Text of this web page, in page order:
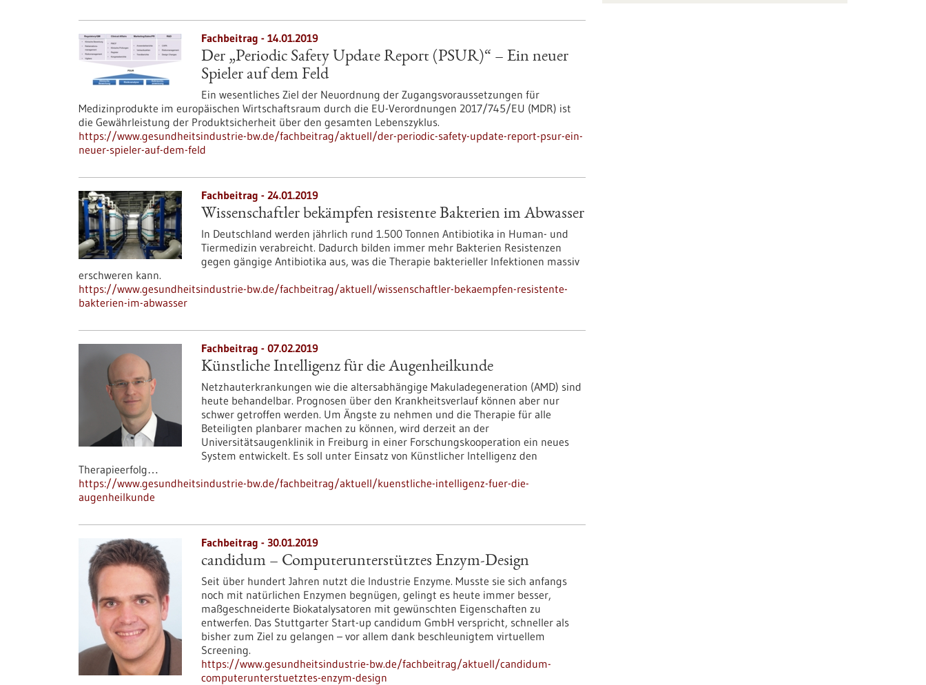
Fachbeitrag - 14.01.2019
Der „Periodic Safety Update Report (PSUR)“ – Ein neuer
Spieler auf dem Feld
Ein wesentliches Ziel der Neuordnung der Zugangsvoraussetzungen für
Medizinprodukte im europäischen Wirtschaftsraum durch die EU-Verordnungen 2017/745/EU (MDR) ist
die Gewährleistung der Produktsicherheit über den gesamten Lebenszyklus.
https://www.gesundheitsindustrie-bw.de/fachbeitrag/aktuell/der-periodic-safety-update-report-psur-ein-
neuer-spieler-auf-dem-feld
Fachbeitrag - 24.01.2019
Wissenschaftler bekämpfen resistente Bakterien im Abwasser
In Deutschland werden jährlich rund 1.500 Tonnen Antibiotika in Human- und
Tiermedizin verabreicht. Dadurch bilden immer mehr Bakterien Resistenzen
gegen gängige Antibiotika aus, was die Therapie bakterieller Infektionen massiv
erschweren kann.
https://www.gesundheitsindustrie-bw.de/fachbeitrag/aktuell/wissenschaftler-bekaempfen-resistente-
bakterien-im-abwasser
Fachbeitrag - 07.02.2019
Künstliche Intelligenz für die Augenheilkunde
Netzhauterkrankungen wie die altersabhängige Makuladegeneration (AMD) sind
heute behandelbar. Prognosen über den Krankheitsverlauf können aber nur
schwer getroffen werden. Um Ängste zu nehmen und die Therapie für alle
Beteiligten planbarer machen zu können, wird derzeit an der
Universitätsaugenklinik in Freiburg in einer Forschungskooperation ein neues
System entwickelt. Es soll unter Einsatz von Künstlicher Intelligenz den
Therapieerfolg…
https://www.gesundheitsindustrie-bw.de/fachbeitrag/aktuell/kuenstliche-intelligenz-fuer-die-
augenheilkunde
Fachbeitrag - 30.01.2019
candidum – Computerunterstütztes Enzym-Design
Seit über hundert Jahren nutzt die Industrie Enzyme. Musste sie sich anfangs
noch mit natürlichen Enzymen begnügen, gelingt es heute immer besser,
maßgeschneiderte Biokatalysatoren mit gewünschten Eigenschaften zu
entwerfen. Das Stuttgarter Start-up candidum GmbH verspricht, schneller als
bisher zum Ziel zu gelangen – vor allem dank beschleunigtem virtuellem
Screening.
https://www.gesundheitsindustrie-bw.de/fachbeitrag/aktuell/candidum-
computerunterstuetztes-enzym-design